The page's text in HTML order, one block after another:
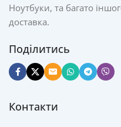
Ноутбуки, та багато
доставка.
Поділитись
Контакти